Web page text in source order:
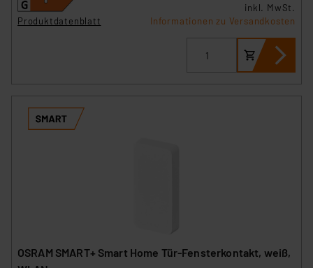
Produktdatenblatt
inkl. MwSt.
Informationen zu Versandkosten
OSRAM SMART+ Smart Home Tür-Fensterkontakt, weiß,